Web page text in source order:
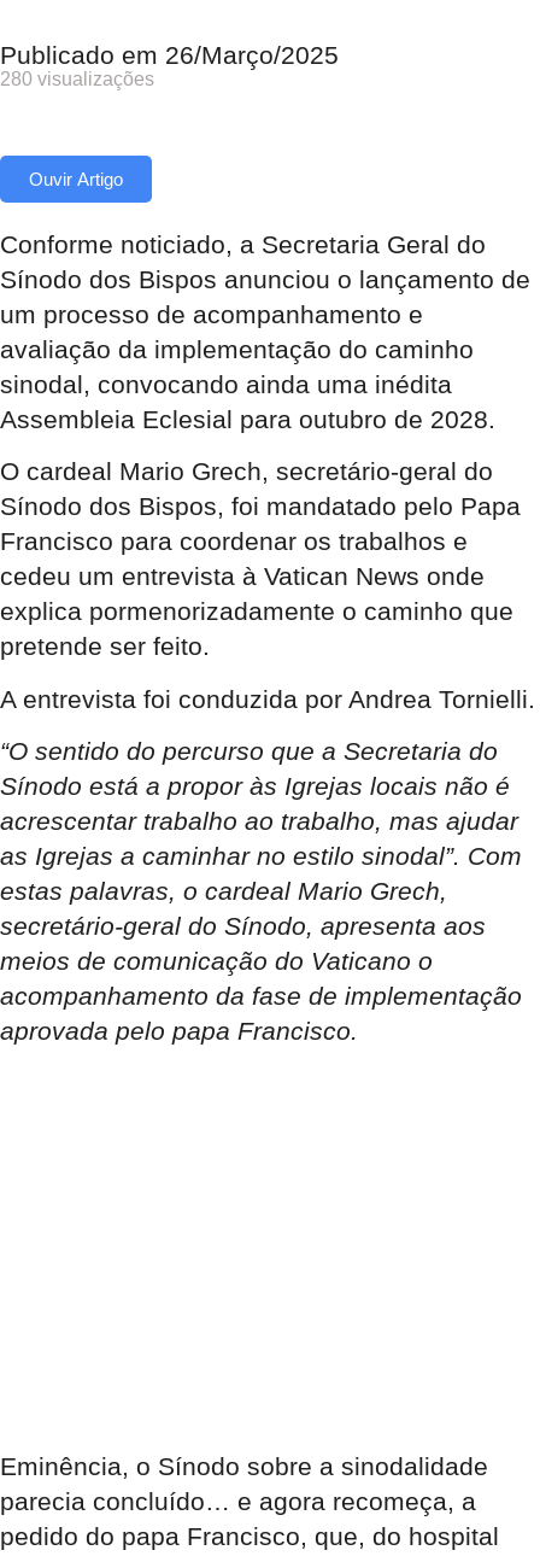
Publicado em 26/Março/2025
280 visualizações
Ouvir Artigo
Conforme noticiado, a Secretaria Geral do
Sínodo dos Bispos anunciou o lançamento de
um processo de acompanhamento e
avaliação da implementação do caminho
sinodal, convocando ainda uma inédita
Assembleia Eclesial para outubro de 2028.
O cardeal Mario Grech, secretário-geral do
Sínodo dos Bispos, foi mandatado pelo Papa
Francisco para coordenar os trabalhos e
cedeu um entrevista à Vatican News onde
explica pormenorizadamente o caminho que
pretende ser feito.
A entrevista foi conduzida por Andrea Tornielli.
“O sentido do percurso que a Secretaria do
Sínodo está a propor às Igrejas locais não é
acrescentar trabalho ao trabalho, mas ajudar
as Igrejas a caminhar no estilo sinodal”. Com
estas palavras, o cardeal Mario Grech,
secretário-geral do Sínodo, apresenta aos
meios de comunicação do Vaticano o
acompanhamento da fase de implementação
aprovada pelo papa Francisco.
Eminência, o Sínodo sobre a sinodalidade
parecia concluído… e agora recomeça, a
pedido do papa Francisco, que, do hospital